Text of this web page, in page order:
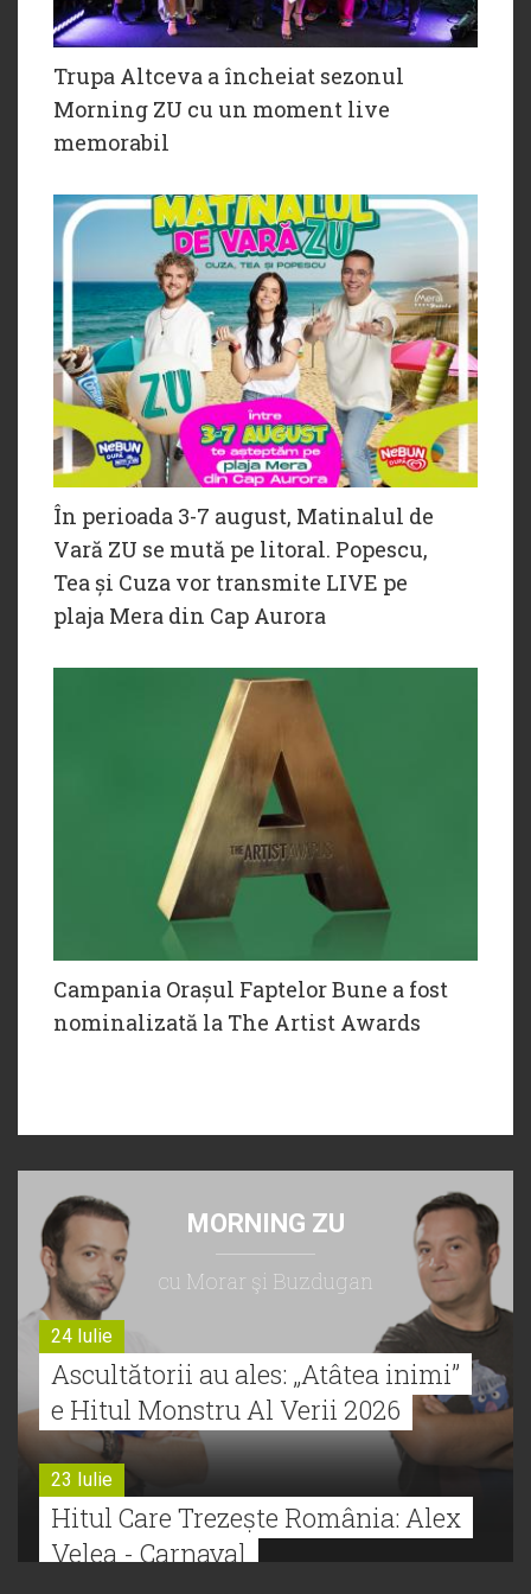
Trupa Altceva a încheiat sezonul
Morning ZU cu un moment live
memorabil
În perioada 3-7 august, Matinalul de
Vară ZU se mută pe litoral. Popescu,
Tea și Cuza vor transmite LIVE pe
plaja Mera din Cap Aurora
Campania Orașul Faptelor Bune a fost
nominalizată la The Artist Awards
MORNING ZU
cu Morar şi Buzdugan
24 Iulie
Ascultătorii au ales: „Atâtea inimi”
e Hitul Monstru Al Verii 2026
23 Iulie
Hitul Care Trezește România: Alex
Velea - Carnaval